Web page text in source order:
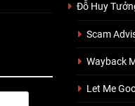
Đỗ Huy
Scam
Wayback
Let Me